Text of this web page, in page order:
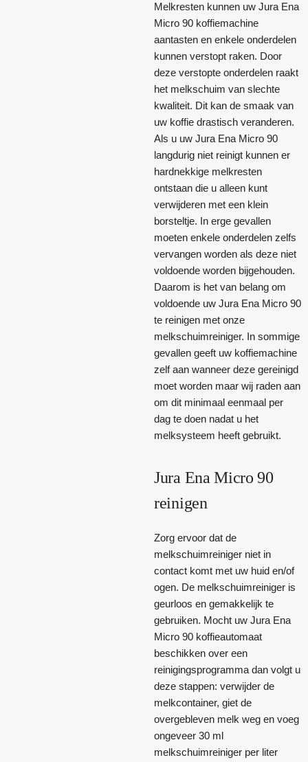
Melkresten kunnen uw Jura Ena
Micro 90 koffiemachine
aantasten en enkele onderdelen
kunnen verstopt raken. Door
deze verstopte onderdelen raakt
het melkschuim van slechte
kwaliteit. Dit kan de smaak van
uw koffie drastisch veranderen.
Als u uw Jura Ena Micro 90
langdurig niet reinigt kunnen er
hardnekkige melkresten
ontstaan die u alleen kunt
verwijderen met een klein
borsteltje. In erge gevallen
moeten enkele onderdelen zelfs
vervangen worden als deze niet
voldoende worden bijgehouden.
Daarom is het van belang om
voldoende uw Jura Ena Micro 90
te reinigen met onze
melkschuimreiniger. In sommige
gevallen geeft uw koffiemachine
zelf aan wanneer deze gereinigd
moet worden maar wij raden aan
om dit minimaal eenmaal per
dag te doen nadat u het
melksysteem heeft gebruikt.
Jura Ena Micro 90
reinigen
Zorg ervoor dat de
melkschuimreiniger niet in
contact komt met uw huid en/of
ogen. De melkschuimreiniger is
geurloos en gemakkelijk te
gebruiken. Mocht uw Jura Ena
Micro 90 koffieautomaat
beschikken over een
reinigingsprogramma dan volgt u
deze stappen: verwijder de
melkcontainer, giet de
overgebleven melk weg en voeg
ongeveer 30 ml
melkschuimreiniger per liter